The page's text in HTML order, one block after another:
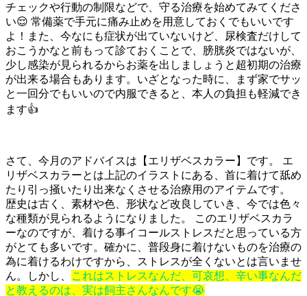
チェックや行動の制限などで、守る治療を始めてみてくださ
い😌 常備薬で手元に痛み止めを用意しておくでもいいです
よ！また、今なにも症状が出ていないけど、尿検査だけして
おこうかなと前もって診ておくことで、膀胱炎ではないが、
少し感染が見られるからお薬を出しましょうと超初期の治療
が出来る場合もあります。いざとなった時に、まず家でサッ
と一回分でもいいので内服できると、本人の負担も軽減でき
ます👍
さて、今月のアドバイスは【エリザベスカラー】です。 エ
リザベスカラーとは上記のイラストにある、首に着けて舐め
たり引っ掻いたり出来なくさせる治療用のアイテムです。
歴史は古く、素材や色、形状など改良していき、今では色々
な種類が見られるようになりました。 このエリザベスカラ
ーなのですが、着ける事イコールストレスだと思っている方
がとても多いです。確かに、普段身に着けないものを治療の
為に着けるわけですから、ストレスが全くないとは言いませ
ん。しかし、
これはストレスなんだ、可哀想、辛い事なんだ
と教えるのは、実は飼主さんなんです😭